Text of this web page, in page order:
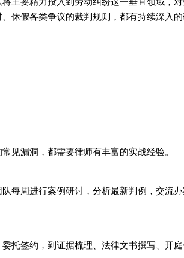
主要精力投入到劳动纠纷这一垂直领域，
休假各类争议的裁判规则，都有持续深入
见漏洞，都需要律师有丰富的实战经验。
每周进行案例研讨，分析最新判例，交流
托签约，到证据梳理、法律文书撰写、开